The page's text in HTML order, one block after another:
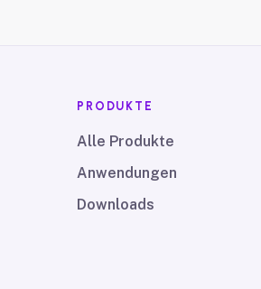
PRODUKTE
Alle Produkte
Anwendungen
Downloads